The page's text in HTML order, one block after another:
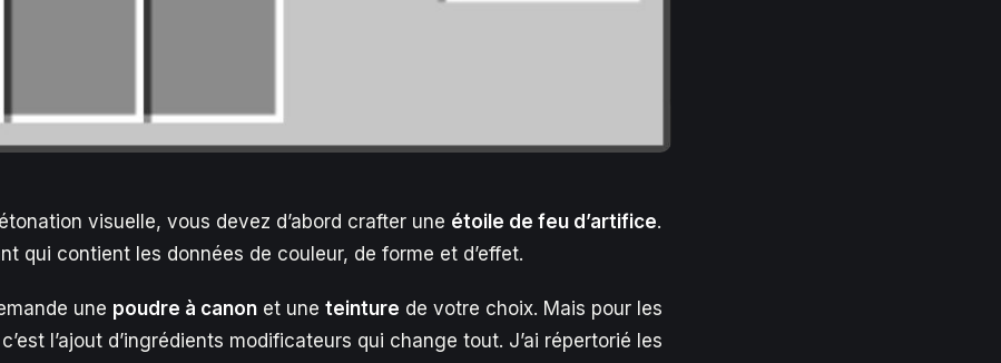
visuelle, vous devez d’abord crafter une étoile de feu d’artifice.
qui contient les données de couleur, de forme et d’effet.
une poudre à canon et une teinture de votre choix. Mais pour les
l’ajout d’ingrédients modificateurs qui change tout. J’ai répertorié les